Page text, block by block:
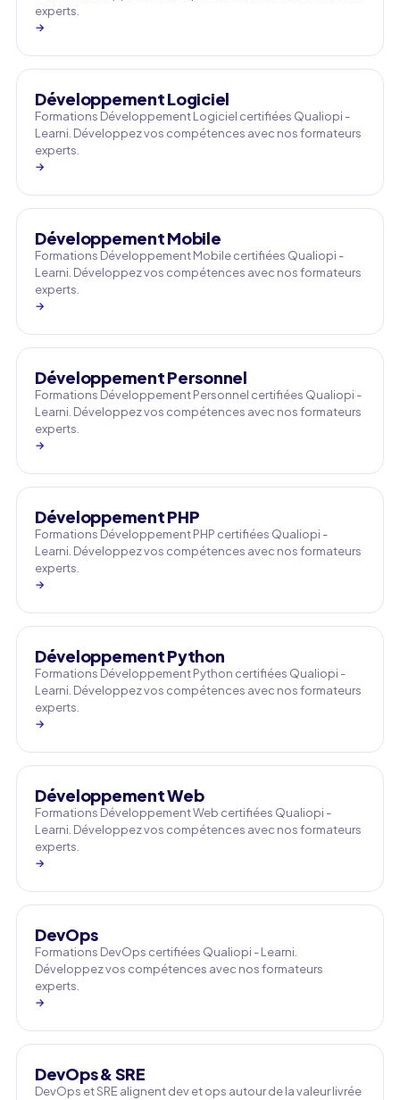
experts.
→
Développement Logiciel
Formations Développement Logiciel certifiées Qualiopi -
Learni. Développez vos compétences avec nos formateurs
experts.
→
Développement Mobile
Formations Développement Mobile certifiées Qualiopi -
Learni. Développez vos compétences avec nos formateurs
experts.
→
Développement Personnel
Formations Développement Personnel certifiées Qualiopi -
Learni. Développez vos compétences avec nos formateurs
experts.
→
Développement PHP
Formations Développement PHP certifiées Qualiopi -
Learni. Développez vos compétences avec nos formateurs
experts.
→
Développement Python
Formations Développement Python certifiées Qualiopi -
Learni. Développez vos compétences avec nos formateurs
experts.
→
Développement Web
Formations Développement Web certifiées Qualiopi -
Learni. Développez vos compétences avec nos formateurs
experts.
→
DevOps
Formations DevOps certifiées Qualiopi - Learni.
Développez vos compétences avec nos formateurs
experts.
→
DevOps & SRE
DevOps et SRE alignent dev et ops autour de la valeur livrée